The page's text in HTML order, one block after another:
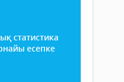
статистика
есепке